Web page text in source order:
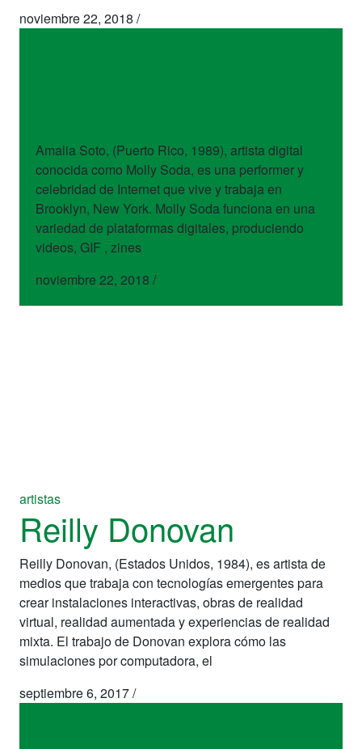
noviembre 22, 2018 /
Amalia Soto, (Puerto Rico, 1989), artista digital
conocida como Molly Soda, es una performer y
celebridad de Internet que vive y trabaja en
Brooklyn, New York. Molly Soda funciona en una
variedad de plataformas digitales, produciendo
videos, GIF , zines
noviembre 22, 2018 /
artistas
Reilly Donovan
Reilly Donovan, (Estados Unidos, 1984), es artista de
medios que trabaja con tecnologías emergentes para
crear instalaciones interactivas, obras de realidad
virtual, realidad aumentada y experiencias de realidad
mixta. El trabajo de Donovan explora cómo las
simulaciones por computadora, el
septiembre 6, 2017/